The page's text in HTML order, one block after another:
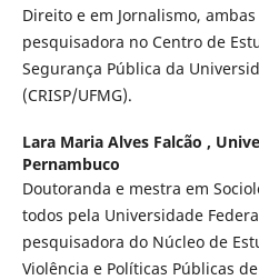
Direito e em Jornalismo,
pesquisadora no Centro de
Segurança Pública da
(CRISP/UFMG).
Lara Maria Alves Falcão ,
Pernambuco
Doutoranda e mestra em
todos pela Universidade
pesquisadora do Núcleo de
Violência e Políticas Públicas